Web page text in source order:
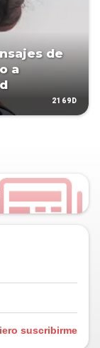
de
a
2169D
suscribirme